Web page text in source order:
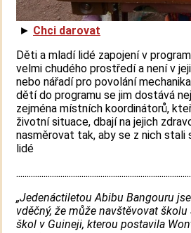
► Chci darovat
Děti a mladí lidé zapojení v
velmi chudého prostředí a není v
nebo nářadí pro povolání
dětí do programu se jim dostává
zejména místních koordinátorů,
životní situace, dbají na jejich
nasměrovat tak, aby se z nich
lidé
„Jedenáctiletou Abibu Bangouru
vděčný, že může navštěvovat
škol v Guineji, kterou postavila